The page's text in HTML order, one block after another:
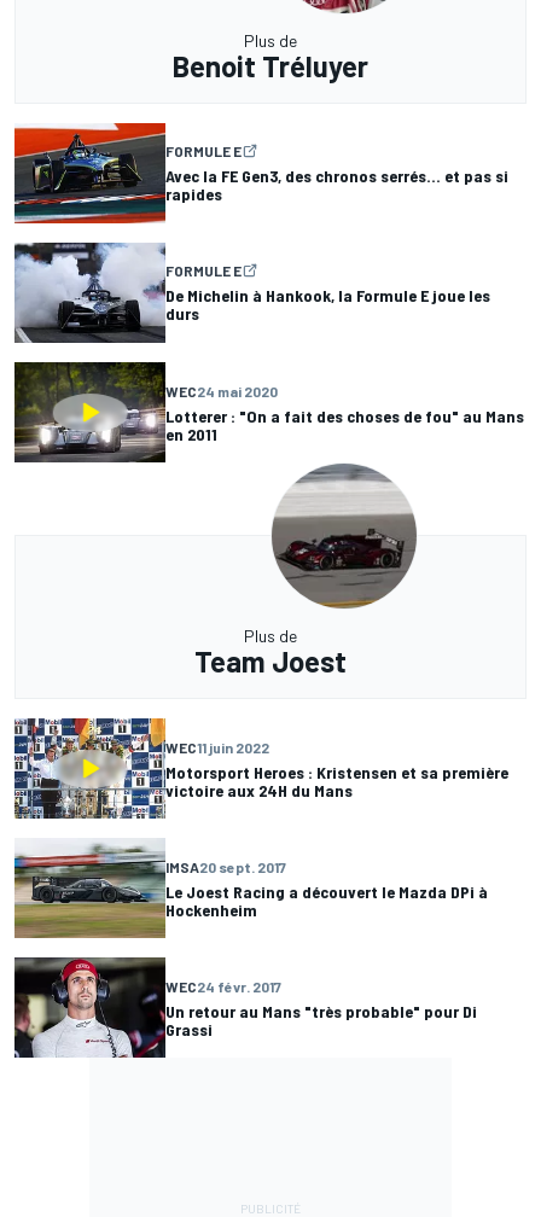
Plus de
Benoit Tréluyer
FORMULE E
Avec la FE Gen3, des chronos serrés… et pas si
rapides
FORMULE E
De Michelin à Hankook, la Formule E joue les
durs
WEC24 mai 2020
Lotterer : "On a fait des choses de fou" au Mans
en 2011
Plus de
Team Joest
WEC11 juin 2022
Motorsport Heroes : Kristensen et sa première
victoire aux 24H du Mans
IMSA20 sept. 2017
Le Joest Racing a découvert le Mazda DPi à
Hockenheim
WEC24 févr. 2017
Un retour au Mans "très probable" pour Di
Grassi